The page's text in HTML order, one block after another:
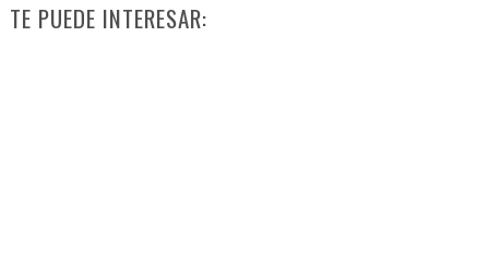
TE PUEDE INTERESAR: